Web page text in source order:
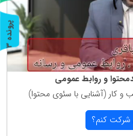
و روابط عمومی
كار (آشنایی با سئوی محتوا)
كنم؟
پ
ر
و
ن
د
ه
3